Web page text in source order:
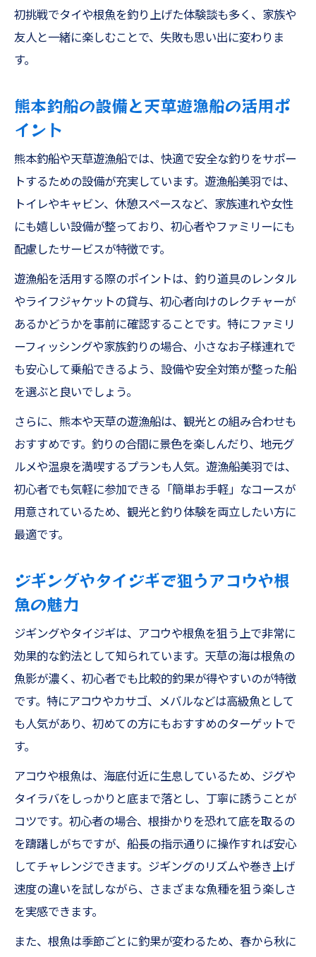
初挑戦でタイや根魚を釣り上げた体験談も多く、家族や
友人と一緒に楽しむことで、失敗も思い出に変わりま
す。
熊本釣船の設備と天草遊漁船の活用ポ
イント
熊本釣船や天草遊漁船では、快適で安全な釣りをサポー
トするための設備が充実しています。遊漁船美羽では、
トイレやキャビン、休憩スペースなど、家族連れや女性
にも嬉しい設備が整っており、初心者やファミリーにも
配慮したサービスが特徴です。
遊漁船を活用する際のポイントは、釣り道具のレンタル
やライフジャケットの貸与、初心者向けのレクチャーが
あるかどうかを事前に確認することです。特にファミリ
ーフィッシングや家族釣りの場合、小さなお子様連れで
も安心して乗船できるよう、設備や安全対策が整った船
を選ぶと良いでしょう。
さらに、熊本や天草の遊漁船は、観光との組み合わせも
おすすめです。釣りの合間に景色を楽しんだり、地元グ
ルメや温泉を満喫するプランも人気。遊漁船美羽では、
初心者でも気軽に参加できる「簡単お手軽」なコースが
用意されているため、観光と釣り体験を両立したい方に
最適です。
ジギングやタイジギで狙うアコウや根
魚の魅力
ジギングやタイジギは、アコウや根魚を狙う上で非常に
効果的な釣法として知られています。天草の海は根魚の
魚影が濃く、初心者でも比較的釣果が得やすいのが特徴
です。特にアコウやカサゴ、メバルなどは高級魚として
も人気があり、初めての方にもおすすめのターゲットで
す。
アコウや根魚は、海底付近に生息しているため、ジグや
タイラバをしっかりと底まで落とし、丁寧に誘うことが
コツです。初心者の場合、根掛かりを恐れて底を取るの
を躊躇しがちですが、船長の指示通りに操作すれば安心
してチャレンジできます。ジギングのリズムや巻き上げ
速度の違いを試しながら、さまざまな魚種を狙う楽しさ
を実感できます。
また、根魚は季節ごとに釣果が変わるため、春から秋に